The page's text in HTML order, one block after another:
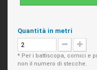
Quantità in metri
* Per i battiscopa, cornici e
non il numero di stecche.